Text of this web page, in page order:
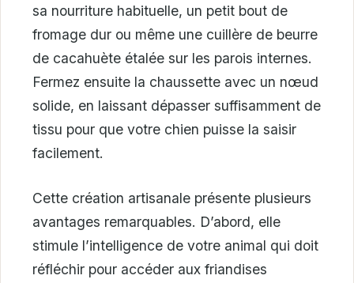
sa nourriture habituelle, un petit bout de
fromage dur ou même une cuillère de beurre
de cacahuète étalée sur les parois internes.
Fermez ensuite la chaussette avec un nœud
solide, en laissant dépasser suffisamment de
tissu pour que votre chien puisse la saisir
facilement.
Cette création artisanale présente plusieurs
avantages remarquables. D’abord, elle
stimule l’intelligence de votre animal qui doit
réfléchir pour accéder aux friandises